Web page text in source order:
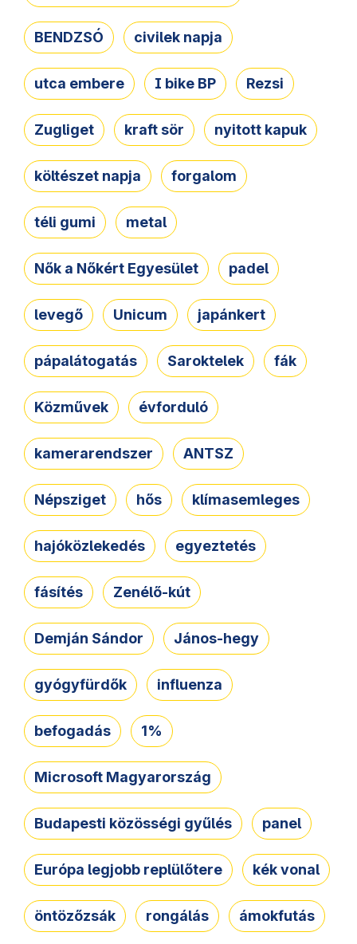
BENDZSÓ civilek napja
utca embere I bike BP Rezsi
Zugliget kraft sör nyitott kapuk
költészet napja forgalom
téli gumi metal
Nők a Nőkért Egyesület padel
levegő Unicum japánkert
pápalátogatás Saroktelek fák
Közművek évforduló
kamerarendszer ANTSZ
Népsziget hős klímasemleges
hajóközlekedés egyeztetés
fásítés Zenélő-kút
Demján Sándor János-hegy
gyógyfürdők influenza
befogadás 1%
Microsoft Magyarország
Budapesti közösségi gyűlés panel
Európa legjobb replülőtere kék vonal
öntözőzsák rongálás ámokfutás